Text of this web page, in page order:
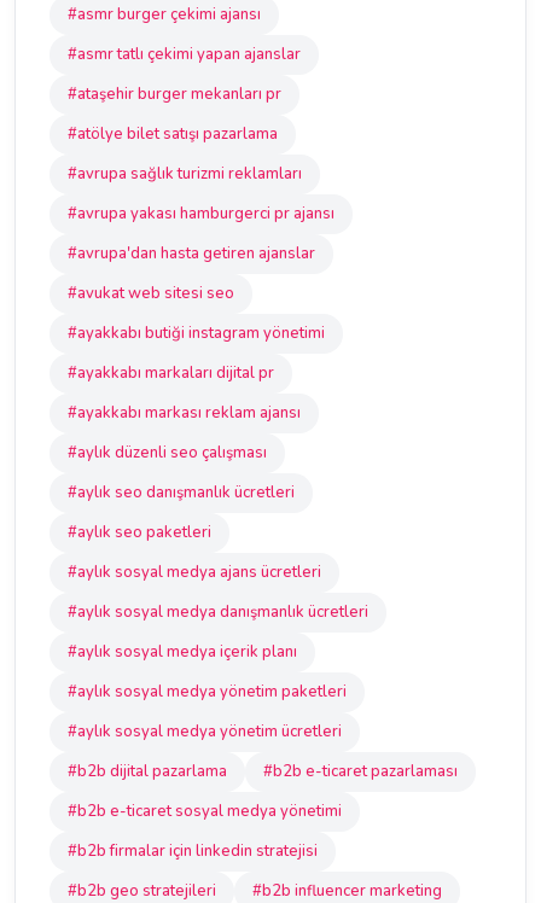
#asmr burger çekimi ajansı
#asmr tatlı çekimi yapan ajanslar
#ataşehir burger mekanları pr
#atölye bilet satışı pazarlama
#avrupa sağlık turizmi reklamları
#avrupa yakası hamburgerci pr ajansı
#avrupa'dan hasta getiren ajanslar
#avukat web sitesi seo
#ayakkabı butiği instagram yönetimi
#ayakkabı markaları dijital pr
#ayakkabı markası reklam ajansı
#aylık düzenli seo çalışması
#aylık seo danışmanlık ücretleri
#aylık seo paketleri
#aylık sosyal medya ajans ücretleri
#aylık sosyal medya danışmanlık ücretleri
#aylık sosyal medya içerik planı
#aylık sosyal medya yönetim paketleri
#aylık sosyal medya yönetim ücretleri
#b2b dijital pazarlama
#b2b e-ticaret pazarlaması
#b2b e-ticaret sosyal medya yönetimi
#b2b firmalar için linkedin stratejisi
#b2b geo stratejileri
#b2b influencer marketing